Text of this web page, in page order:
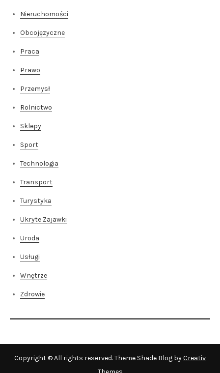
Nieruchomości
Obcojęzyczne
Praca
Prawo
Przemysł
Rolnictwo
Sklepy
Sport
Technologia
Transport
Turystyka
Ukryte Zajawki
Uroda
Usługi
Wnętrze
Zdrowie
Copyright © All rights reserved. Theme Shade Blog byCreativ